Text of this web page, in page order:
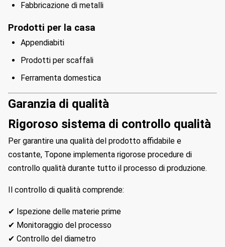
Fabbricazione di metalli
Prodotti per la casa
Appendiabiti
Prodotti per scaffali
Ferramenta domestica
Garanzia di qualità
Rigoroso sistema di controllo qualità
Per garantire una qualità del prodotto affidabile e
costante, Topone implementa rigorose procedure di
controllo qualità durante tutto il processo di produzione.
Il controllo di qualità comprende:
✔ Ispezione delle materie prime
✔ Monitoraggio del processo
✔ Controllo del diametro